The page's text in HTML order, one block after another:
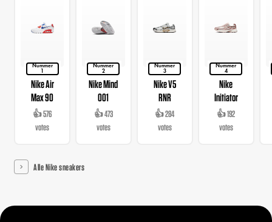
Nummer
1
Nike Air
Max 90
👍 576
votes
Nummer
2
Nike Mind
001
👍 473
votes
Nummer
3
Nike V5
RNR
👍 284
votes
Nummer
4
Nike
Initiator
👍 192
votes
Alle Nike sneakers